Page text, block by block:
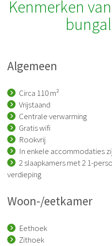
Kenmerken
Algemeen
Circa 110 m²
Vrijstaand
Centrale verwarming
Gratis wifi
Rookvrij
In enkele accommodaties
2 slaapkamers met 2 1-
verdieping
Woon-/eetkamer
Eethoek
Zithoek